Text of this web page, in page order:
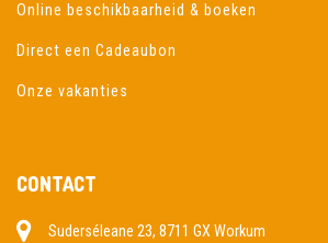
Online beschikbaarheid & boeken
Direct een Cadeaubon
Onze vakanties
CONTACT
Suderséleane 23, 8711 GX Workum